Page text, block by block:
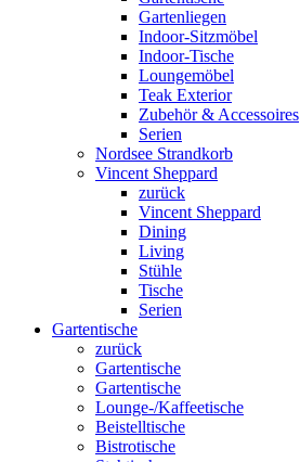
Gartenliegen
Indoor-Sitzmöbel
Indoor-Tische
Loungemöbel
Teak Exterior
Zubehör & Accessoires
Serien
Nordsee Strandkorb
Vincent Sheppard
zurück
Vincent Sheppard
Dining
Living
Stühle
Tische
Serien
Gartentische
zurück
Gartentische
Gartentische
Lounge-/Kaffeetische
Beistelltische
Bistrotische